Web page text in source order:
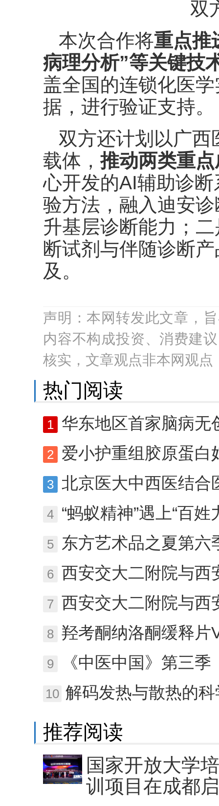
双
本次合作将重点推
病理分析”等关键技
盖全国的连锁化医
据，进行验证支持。
双方还计划以广西
载体，推动两类重
心开发的AI辅助诊
验方法，融入迪安
升基层诊断能力；
断试剂与伴随诊断
及。
声明：本网转发此文章，
内容不构成投资、消费建
核实，文章观点非本网观点
热门阅读
1 华东地区首家脑病无创诊疗中
2 爱小护重组胶原蛋白妇科凝胶：阴道
3 北京医大中西医结合医院精神科杨小
4 “蚂蚁精神”遇上“百姓力量”
5 东方艺术品之夏第六季
6 西安交大二附院与西安凤城医
7 西安交大二附院与西安凤城医
8 羟考酮纳洛酮缓释片VS 羟
9 《中医中国》第三
10 解码发热与散热的科学：
推荐阅读
国家开放大学
训项目在成都